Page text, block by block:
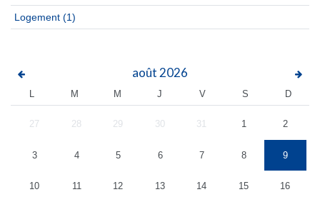
Logement (1)
août 2026
L M M J V S D
27 28 29 30 31 1 2
3 4 5 6 7 8 9
10 11 12 13 14 15 16